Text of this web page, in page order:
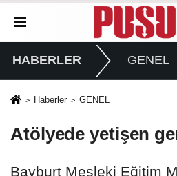
HABERLER GENEL
Haberler GENEL
Atölyede yetişen
Bayburt Mesleki Eğitim